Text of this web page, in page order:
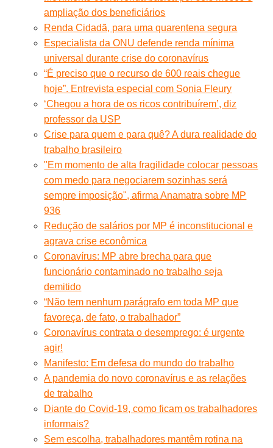
ampliação dos beneficiários
Renda Cidadã, para uma quarentena segura
Especialista da ONU defende renda mínima
universal durante crise do coronavírus
“É preciso que o recurso de 600 reais chegue
hoje”. Entrevista especial com Sonia Fleury
‘Chegou a hora de os ricos contribuírem’, diz
professor da USP
Crise para quem e para quê? A dura realidade do
trabalho brasileiro
"Em momento de alta fragilidade colocar pessoas
com medo para negociarem sozinhas será
sempre imposição", afirma Anamatra sobre MP
936
Redução de salários por MP é inconstitucional e
agrava crise econômica
Coronavírus: MP abre brecha para que
funcionário contaminado no trabalho seja
demitido
“Não tem nenhum parágrafo em toda MP que
favoreça, de fato, o trabalhador”
Coronavírus contrata o desemprego: é urgente
agir!
Manifesto: Em defesa do mundo do trabalho
A pandemia do novo coronavírus e as relações
de trabalho
Diante do Covid-19, como ficam os trabalhadores
informais?
Sem escolha, trabalhadores mantêm rotina na